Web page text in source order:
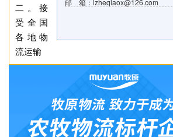
邮 箱：lzheqiaox@126.com
二。接
受全国
各地物
流运输